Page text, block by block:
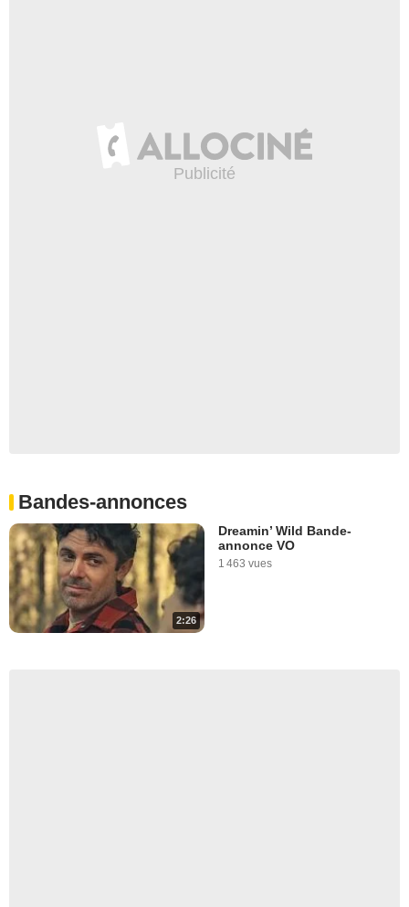
Bandes-annonces
2:26
Dreamin’ Wild Bande-
annonce VO
1 463 vues